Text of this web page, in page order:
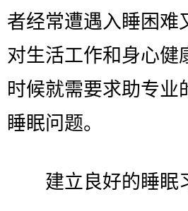
者经常遭遇入睡困难
对生活工作和身心健
时候就需要求助专业
睡眠问题。
建立良好的睡眠